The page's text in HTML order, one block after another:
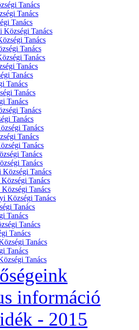
Tanács
Tanács
Tanács
Községi Tanács
Tanács
Tanács
Tanács
Tanács
Tanács
Tanács
Tanács
Tanács
Tanács
Tanács
Tanács
Tanács
Tanács
Tanács
Tanács
Községi Tanács
Tanács
Tanács
Községi Tanács
Tanács
Tanács
Tanács
Tanács
Tanács
Tanács
Tanács
információ
- 2015